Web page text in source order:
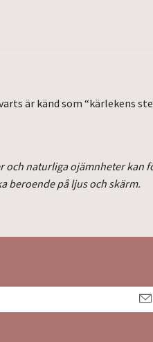
är känd som “kärlekens
naturliga ojämnheter kan
beroende på ljus och skärm.